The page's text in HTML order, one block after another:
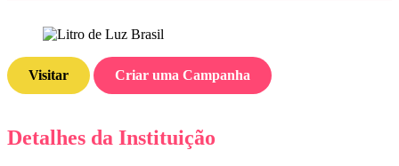
Visitar Criar uma Campanha
Detalhes da Instituição